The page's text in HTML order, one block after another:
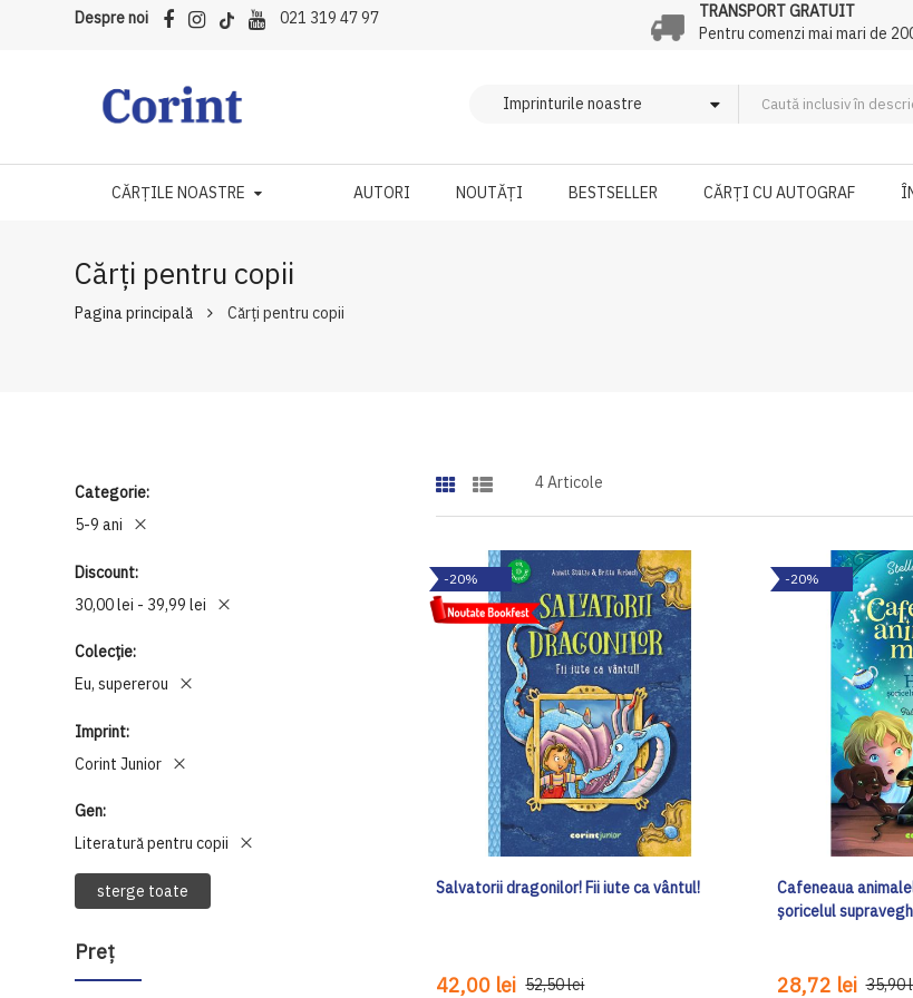
Despre noi 021 319 47 97
TRANSPORT GRATUIT
Pentru comenzi mai mari de
CĂRȚILE NOASTRE AUTORI NOUTĂȚI BESTSELLER CĂRȚI CU AUTOGRAF
Cărți pentru copii
Pagina principală Cărți pentru copii
Categorie
5-9 ani
Discount
30,00 lei - 39,99 lei
Colecție
Eu, supererou
Imprint
Corint Junior
Gen
Literatură pentru copii
sterge toate
Preţ
4Articole
-20%
Salvatorii dragonilor! Fii iute ca vântul!
42,00 lei 52,50 lei
-20%
Cafeneaua
șoricelul
28,72 lei 35,90